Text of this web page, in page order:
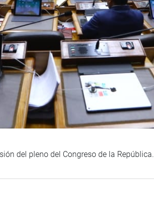
del pleno del Congreso de la República.